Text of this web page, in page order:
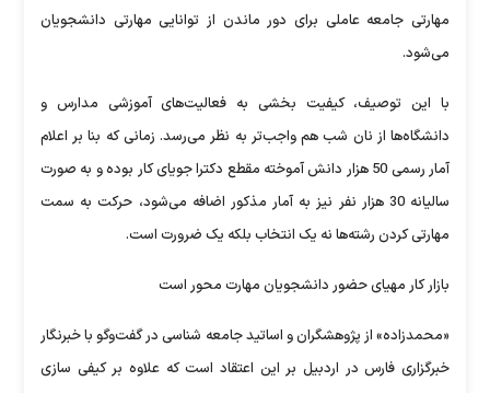
مهارتی جامعه عاملی برای دور ماندن از توانایی مهارتی دانشجویان
می‌‌شود.
با این توصیف، کیفیت بخشی به فعالیت‌های آموزشی مدارس و
دانشگاه‌ها از نان شب هم واجب‌تر به نظر می‌رسد. زمانی که بنا بر اعلام
آمار رسمی 50 هزار دانش آموخته مقطع دکترا جویای کار بوده و به صورت
سالیانه 30 هزار نفر نیز به آمار مذکور اضافه می‌شود، حرکت به سمت
مهارتی کردن رشته‌ها نه یک انتخاب بلکه یک ضرورت است.
بازار کار مهیای حضور دانشجویان مهارت محور است
«محمدزاده» از پژوهشگران و اساتید جامعه شناسی در گفت‌وگو با خبرنگار
خبرگزاری فارس در اردبیل بر این اعتقاد است که علاوه بر کیفی سازی